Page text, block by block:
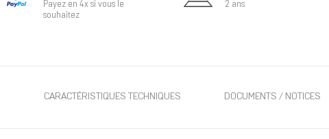
Payez en 4x si vous le
souhaitez
2 ans
CARACTÉRISTIQUES TECHNIQUES DOCUMENTS / NOTICES